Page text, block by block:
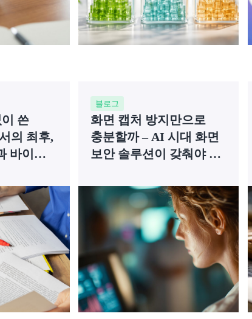
쓴
의 최후,
바이브
블로그
화면 캡처 방지만으로
충분할까 – AI 시대 화면
보안 솔루션이 갖춰야 할